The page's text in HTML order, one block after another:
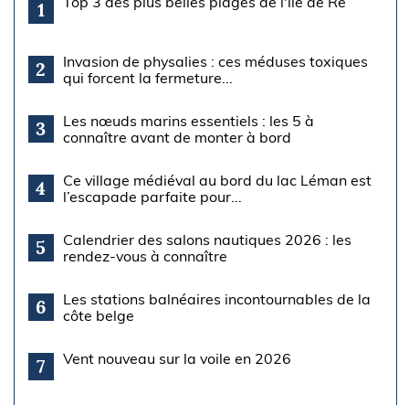
1
2
Invasion de physalies : ces méduses toxiques
qui forcent la fermeture...
3
Les nœuds marins essentiels : les 5 à
connaître avant de monter à bord
4
Ce village médiéval au bord du lac Léman est
l’escapade parfaite pour...
5
Calendrier des salons nautiques 2026 : les
rendez-vous à connaître
6
Les stations balnéaires incontournables de la
côte belge
7 Vent nouveau sur la voile en 2026